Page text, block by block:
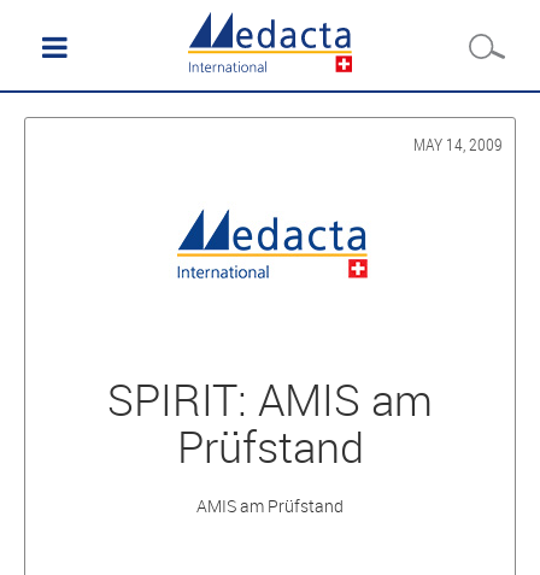
MAY 14, 2009
SPIRIT: AMIS am
Prüfstand
AMIS am Prüfstand